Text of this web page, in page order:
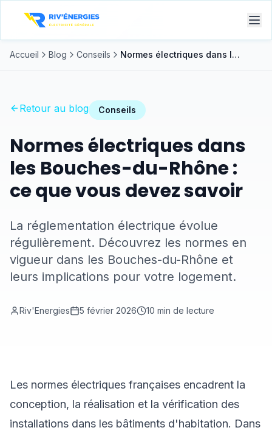
Accueil Blog Conseils Normes électriques dans les Bouches-du-Rhône : ce que vous devez savoir
Retour au blog Conseils
Normes électriques dans
les Bouches-du-Rhône :
ce que vous devez savoir
La réglementation électrique évolue
régulièrement. Découvrez les normes en
vigueur dans les Bouches-du-Rhône et
leurs implications pour votre logement.
Riv'Energies 5 février 2026 10 min de lecture
Les normes électriques françaises encadrent la
conception, la réalisation et la vérification des
installations dans les bâtiments d'habitation. Dans